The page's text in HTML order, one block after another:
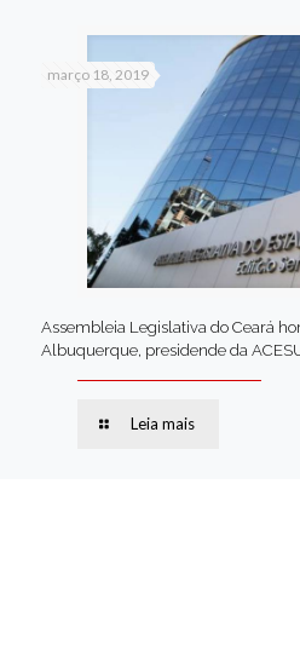
março 18, 2019
Assembleia Legislativa do Ceará
Albuquerque, presidende da
Leia mais